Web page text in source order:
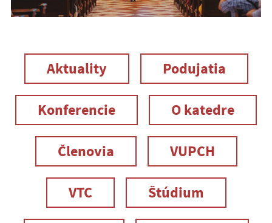
Aktuality Podujatia
Konferencie O katedre
Členovia VUPCH
VTC Štúdium